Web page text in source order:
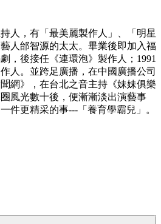
人，有「最美麗製作人」、「明星
人邰智源的太太。畢業後即加入福
，後接任《連環泡》製作人；1991
人。並跨足廣播，在中國廣播公司
網》，在台北之音主持《妹妹俱樂
風光數十後，便漸漸淡出演藝事
件更精采的事---「養育學霸兒」。